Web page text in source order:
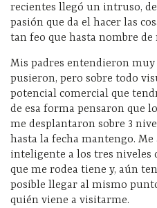
recientes llegó un intruso,
pasión que da el hacer las
tan feo que hasta nombre de
Mis padres entendieron
pusieron, pero sobre todo
potencial comercial que
de esa forma pensaron que
me desplantaron sobre 3
hasta la fecha mantengo.
inteligente a los tres niveles
que me rodea tiene y, aún
posible llegar al mismo
quién viene a visitarme.